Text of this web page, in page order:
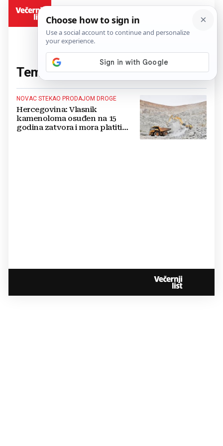
Tema:Ivan Antunović(1 članaka)
NOVAC STEKAO PRODAJOM DROGE
Hercegovina: Vlasnik
kamenoloma osuđen na 15
godina zatvora i mora platiti